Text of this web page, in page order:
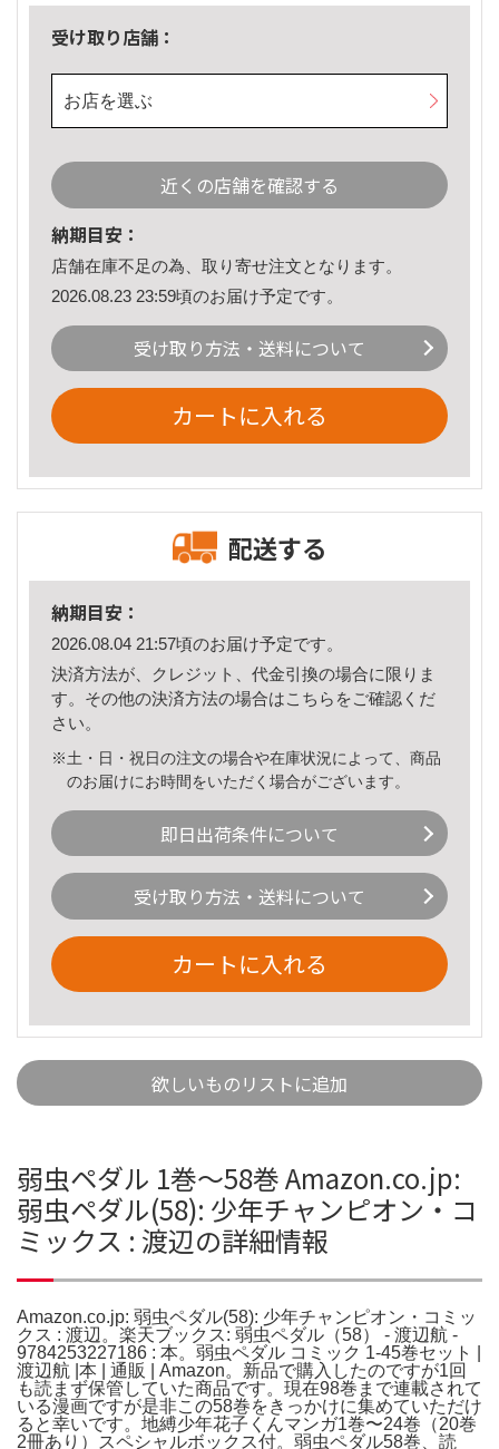
受け取り店舗：
お店を選ぶ
近くの店舗を確認する
納期目安：
店舗在庫不足の為、取り寄せ注文となります。
2026.08.23 23:59頃のお届け予定です。
受け取り方法・送料について
カートに入れる
配送する
納期目安：
2026.08.04 21:57頃のお届け予定です。
決済方法が、クレジット、代金引換の場合に限りま
す。その他の決済方法の場合はこちら をご確認くだ
さい。
※土・日・祝日の注文の場合や在庫状況によって、商品
のお届けにお時間をいただく場合がございます。
即日出荷条件について
受け取り方法・送料について
カートに入れる
欲しいものリストに追加
弱虫ペダル 1巻〜58巻 Amazon.co.jp:
弱虫ペダル(58): 少年チャンピオン・コ
ミックス : 渡辺の詳細情報
Amazon.co.jp: 弱虫ペダル(58): 少年チャンピオン・コミッ
クス : 渡辺。楽天ブックス: 弱虫ペダル（58） - 渡辺航 -
9784253227186 : 本。弱虫ペダル コミック 1-45巻セット |
渡辺航 |本 | 通販 | Amazon。新品で購入したのですが1回
も読まず保管していた商品です。現在98巻まで連載されて
いる漫画ですが是非この58巻をきっかけに集めていただけ
ると幸いです。地縛少年花子くんマンガ1巻〜24巻（20巻
2冊あり）スペシャルボックス付。弱虫ペダル58巻、読